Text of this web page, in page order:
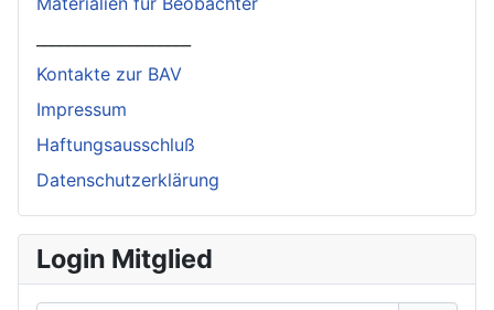
Kontakte zur BAV
Impressum
Haftungsausschluß
Datenschutzerklärung
Login Mitglied